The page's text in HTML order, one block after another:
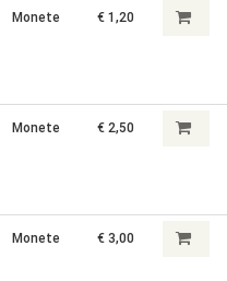
Monete € 1,20
Monete € 2,50
Monete € 3,00